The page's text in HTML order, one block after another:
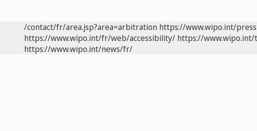
/contact/fr/area.jsp?area=arbitration https://www.wipo.int/
https://www.wipo.int/fr/web/accessibility/ https://
https://www.wipo.int/news/fr/